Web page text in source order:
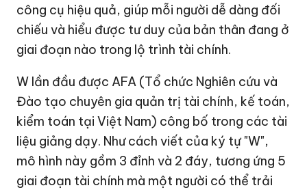
công cụ hiệu quả, giúp mỗi người dễ dàng đối
chiếu và hiểu được tư duy của bản thân đang ở
giai đoạn nào trong lộ trình tài chính.
W lần đầu được AFA (Tổ chức Nghiên cứu và
Đào tạo chuyên gia quản trị tài chính, kế toán,
kiểm toán tại Việt Nam) công bố trong các tài
liệu giảng dạy. Như cách viết của ký tự "W",
mô hình này gồm 3 đỉnh và 2 đáy, tương ứng 5
giai đoạn tài chính mà một người có thể trải